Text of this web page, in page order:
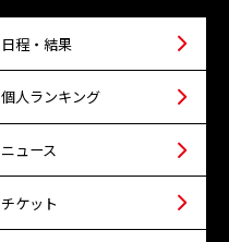
日程・結果
個人ランキング
ニュース
チケット